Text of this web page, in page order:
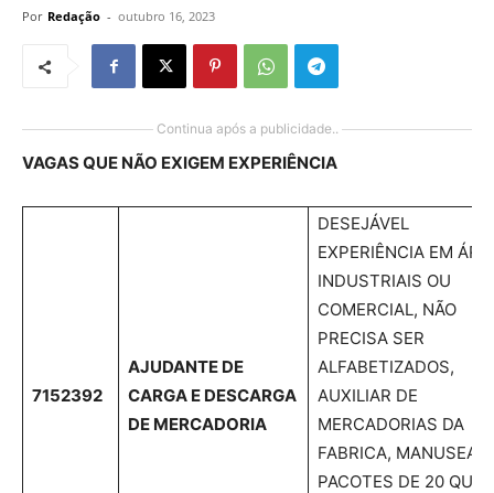
Por Redação - outubro 16, 2023
Continua após a publicidade..
VAGAS QUE NÃO EXIGEM EXPERIÊNCIA
7152392
AJUDANTE DE
CARGA E DESCARGA
DE MERCADORIA
DESEJÁVEL
EXPERIÊNCIA EM
INDUSTRIAIS OU
COMERCIAL, NÃO
PRECISA SER
ALFABETIZADOS,
AUXILIAR DE
MERCADORIAS DA
FABRICA, MANUSEAR
PACOTES DE 20